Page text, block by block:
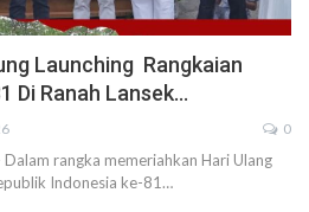
Launching Rangkaian
Di Ranah Lansek…
0
Dalam rangka memeriahkan Hari Ulang
Indonesia ke-81…